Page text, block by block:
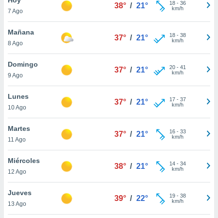
y
en
más
de
7 Ago
38° / 21° 18- 36
km/h
Mañana
8 Ago
37° / 21° 18- 38
km/h
Domingo
9 Ago
37° / 21° 20- 41
km/h
Lunes
10 Ago
37° / 21° 17- 37
km/h
Martes
11 Ago
37° / 21° 16- 33
km/h
Miércoles
12 Ago
38° / 21° 14- 34
km/h
Jueves
13 Ago
39° / 22° 19- 38
km/h